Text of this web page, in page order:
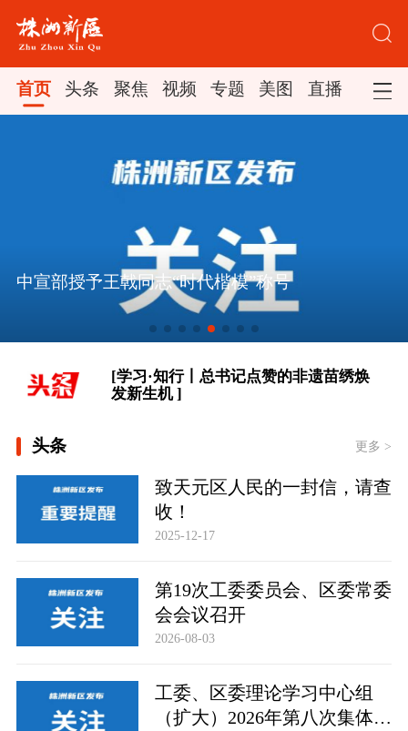
首页 头条 聚焦 视频 专题 美图 直播
中宣部授予王戟同志“时代楷模”称号
[学习时节｜“大力发展以人民为中心的
体育事业” ]
大道行天下丨以心相交，成其久远——
中国元首外交的世界情怀与大国气派
[学习·知行丨总书记点赞的非遗苗绣焕
发新生机 ]
大道行天下丨以心相交，成其久远——
中国元首外交的世界情怀与大国气派
头条 更多 >
致天元区人民的一封信，请查
收！
2025-12-17
第19次工委委员会、区委常委
会会议召开
2026-08-03
工委、区委理论学习中心组
（扩大）2026年第八次集体学